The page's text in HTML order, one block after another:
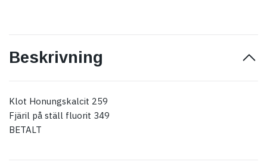
Beskrivning
Klot Honungskalcit 259
Fjäril på ställ fluorit 349
BETALT